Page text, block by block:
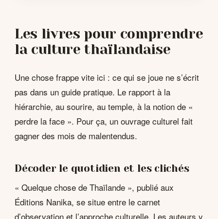
Les livres pour comprendre
la culture thaïlandaise
Une chose frappe vite ici : ce qui se joue ne s’écrit
pas dans un guide pratique. Le rapport à la
hiérarchie, au sourire, au temple, à la notion de «
perdre la face ». Pour ça, un ouvrage culturel fait
gagner des mois de malentendus.
Décoder le quotidien et les clichés
« Quelque chose de Thaïlande », publié aux
Éditions Nanika, se situe entre le carnet
d’observation et l’approche culturelle. Les auteurs y